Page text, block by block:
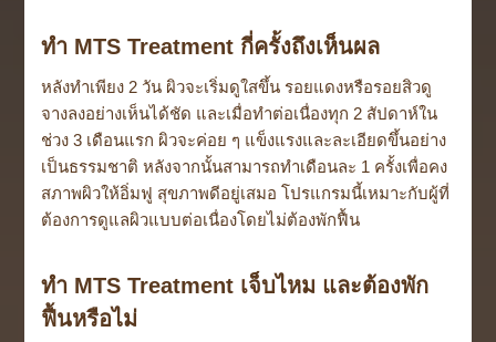
ทำ MTS Treatment กี่ครั้งถึงเห็นผล
หลังทำเพียง 2 วัน ผิวจะเริ่มดูใสขึ้น รอยแดงหรือรอยสิวดู
จางลงอย่างเห็นได้ชัด และเมื่อทำต่อเนื่องทุก 2 สัปดาห์ใน
ช่วง 3 เดือนแรก ผิวจะค่อย ๆ แข็งแรงและละเอียดขึ้นอย่าง
เป็นธรรมชาติ หลังจากนั้นสามารถทำเดือนละ 1 ครั้งเพื่อคง
สภาพผิวให้อิ่มฟู สุขภาพดีอยู่เสมอ โปรแกรมนี้เหมาะกับผู้ที่
ต้องการดูแลผิวแบบต่อเนื่องโดยไม่ต้องพักฟื้น
ทำ MTS Treatment เจ็บไหม และต้องพัก
ฟื้นหรือไม่